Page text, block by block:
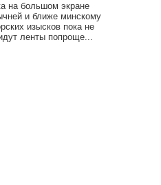
на большом экране
и ближе минскому
изысков пока не
ленты попроще...